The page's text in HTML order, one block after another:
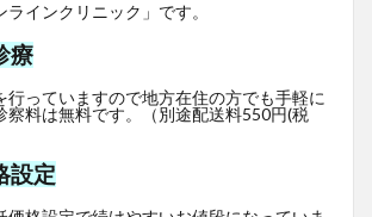
インクリニック」です。
療
行っていますので地方在住の方でも手軽に
察料は無料です。（別途配送料550円(税
設定